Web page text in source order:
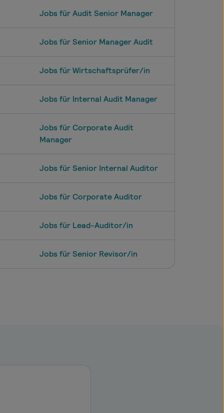
Jobs für Audit Senior Manager
Jobs für Senior Manager Audit
Jobs für Wirtschaftsprüfer/in
Jobs für Internal Audit Manager
Jobs für Corporate Audit
Manager
Jobs für Senior Internal Auditor
Jobs für Corporate Auditor
Jobs für Lead-Auditor/in
Jobs für Senior Revisor/in